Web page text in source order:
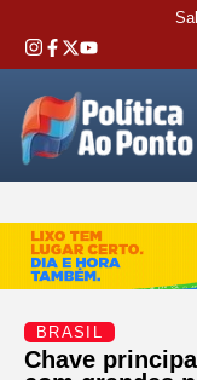
BRASIL
Chave